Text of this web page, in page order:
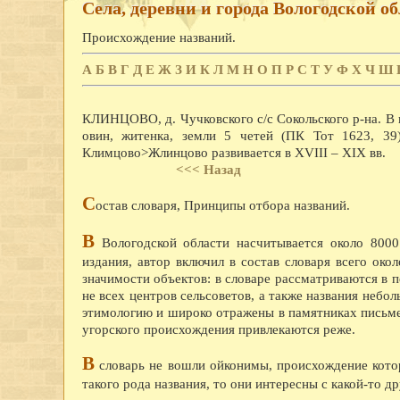
Села, деревни и города Вологодской
Происхождение названий.
А Б В Г Д Е Ж З И К Л М Н О П Р С Т У Ф Х Ч Ш
КЛИНЦОВО, д. Чучковского с/с Сокольского р-на. В
овин, житенка, земли 5 четей (ПК Тот 1623,
Климцово>Жлинцово развивается в XVIII – XIX вв.
<<< Назад
Состав словаря, Принципы отбора названий.
В Вологодской области насчитывается около
издания, автор включил в состав словаря всего
значимости объектов: в словаре рассматриваются
не всех центров сельсоветов, а также названия
этимологию и широко отражены в памятниках
угорского происхождения привлекаются реже.
В словарь не вошли ойконимы, происхождение
такого рода названия, то они интересны с какой-то